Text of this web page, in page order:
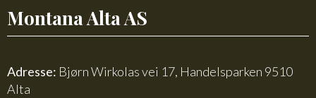
Montana Alta AS
Adresse: Bjørn Wirkolas vei 17, Handelsparken 9510
Alta